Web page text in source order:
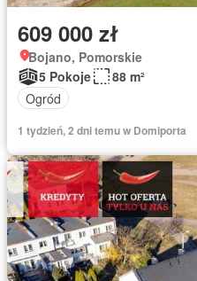
609 000 zł
Bojano, Pomorskie
5 Pokoje
88 m²
Ogród
1 tydzień, 2 dni temu w Domiporta